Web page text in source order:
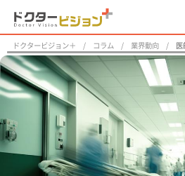
ドクタービジョン＋ コラム 業界動向